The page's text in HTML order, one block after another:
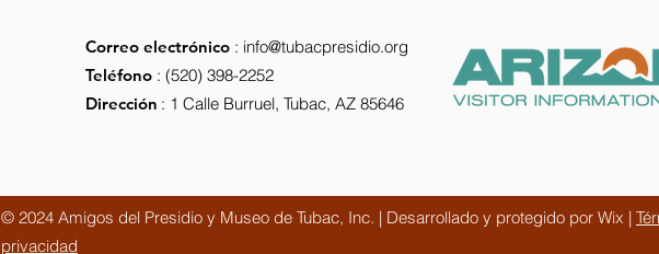
Correo electrónico : info@tubacpresidio.org
Teléfono : (520) 398-2252
Dirección : 1 Calle Burruel, Tubac, AZ 85646
© 2024 Amigos del Presidio y Museo de Tubac, Inc. | Desarrollado y protegido por Wix |
privacidad